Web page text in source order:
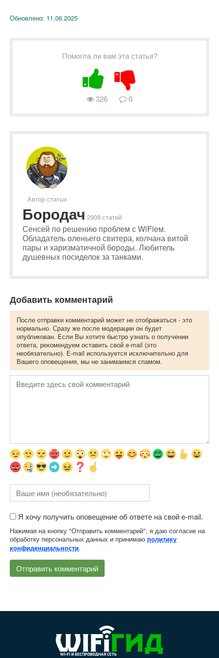
Обновлено: 11.06.2025
Помогла ли вам эта статья?
326 0
Автор статьи
Бородач 2908 статей
Сенсей по решению проблем с WiFiем.
Обладатель оленьего свитера, колчана витой
пары и харизматичной бороды. Любитель
душевных посиделок за танками.
Добавить комментарий
После отправки комментарий может не отображаться - это
нормально. Сразу же после модерации он будет
опубликован. Если Вы хотите быстро узнать о получении
ответа, рекомендуем оставить свой e-mail (это
необязательно). E-mail используется исключительно для
Вашего оповещения, мы не занимаемся спамом.
Я хочу получить оповещение об ответе на свой e-mail.
Нажимая на кнопку "Отправить комментарий", я даю согласие на
обработку персональных данных и принимаю политику
конфиденциальности.